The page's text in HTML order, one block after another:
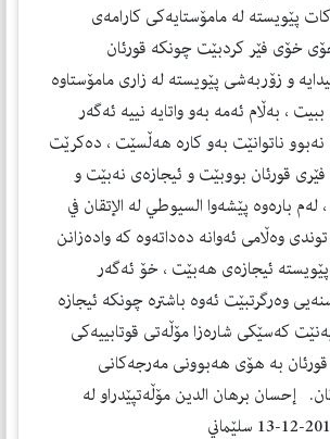
پێویسته‌ له‌ مامۆستایه‌كی كارامه‌ی
خۆی فێر كردبێت چونكه‌ قورئان
و زۆربه‌شی پێویسته‌ له‌ زاری مامۆستاوه‌
، به‌ڵام ئه‌مه‌ به‌و واتایه‌ نییه‌ ئه‌گه‌ر
ناتوانێت به‌و كاره‌ هه‌ڵسێت ، ده‌كرێت
قورئان بووبێت و ئیجازه‌ی نه‌بێت و
باره‌وه‌ پێشه‌وا السیوطي له‌ الإتقان في
وه‌ڵامی ئه‌وانه‌ ده‌داته‌وه‌ كه‌ واده‌زانن
پێویسته‌ ئیجازه‌ی هه‌بێت ، خۆ ئه‌گه‌ر
وه‌رگرتبێت ئه‌وه‌ باشتره‌ چونكه‌ ئیجازه‌
كه‌سێكی شاره‌زا مۆڵه‌تی قوتابییه‌كی
قورئان به‌ هۆی هه‌بوونی مه‌رجه‌كانی
إحسان برهان الدین مۆڵه‌تپێدراو له‌